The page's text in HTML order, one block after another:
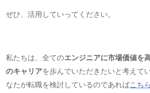
ぜひ、活用していってください。
私たちは、全てのエンジニアに市場価値を
のキャリアを歩んでいただきたいと考えて
なたが転職を検討しているのであればこちら